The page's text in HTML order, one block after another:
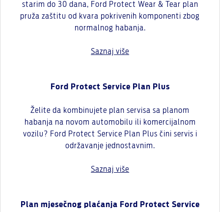
starim do 30 dana, Ford Protect Wear & Tear plan
pruža zaštitu od kvara pokrivenih komponenti zbog
normalnog habanja.
Saznaj više
Ford Protect Service Plan Plus
Želite da kombinujete plan servisa sa planom
habanja na novom automobilu ili komercijalnom
vozilu? Ford Protect Service Plan Plus čini servis i
održavanje jednostavnim.
Saznaj više
Plan mjesečnog plaćanja Ford Protect Service